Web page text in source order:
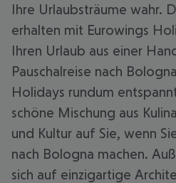
Ihre Urlaubsträume wahr.
erhalten mit Eurowings
Ihren Urlaub aus einer
Pauschalreise nach
Holidays rundum
schöne Mischung aus
und Kultur auf Sie, wenn
nach Bologna machen.
sich auf einzigartige